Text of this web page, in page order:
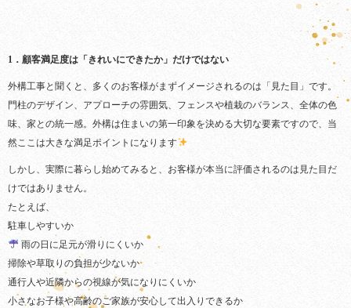
1．顧客満足度は「きれいにできたか」だけではない
外構工事と聞くと、多くのお客様がまずイメージされるのは「見た目」です。
門柱のデザイン、アプローチの雰囲気、フェンスや植栽のバランス、全体の色
味、家との統一感。外構は住まいの第一印象を決める大切な要素ですので、当
然ここは大きな満足ポイントになります
しかし、実際に暮らし始めてみると、お客様が本当に評価されるのは見た目だ
けではありません。
たとえば、
駐車しやすいか
雨の日に足元が滑りにくいか
掃除や草取りの負担が少ないか
通行人や近隣からの視線が気になりにくいか
小さなお子様や高齢のご家族が安心して出入りできるか